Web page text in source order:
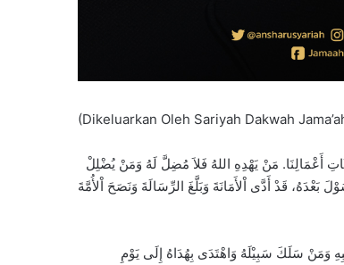
(Dikeluarkan Oleh Sariyah Dakwah
أَعْمَالِنَا. مَنْ يَهْدِهِ اللهُ فَلاَ مُضِلَّ لَهُ وَمَنْ يُضْلِلْ
بَعْدَهُ، قَدْ أَدَّى اْلأَمَانَةَ وَبَلَّغَ الرِّسَالَةَ وَنَصَحَ اْلأُمَّةَ
وَمَنْ سَلَكَ سَبِيْلَهُ وَاهْتَدَى بِهُدَاهُ إِلَى يَوْمِ